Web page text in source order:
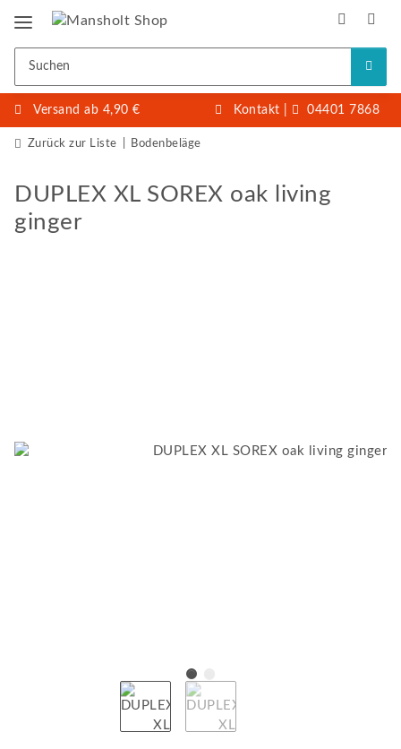
Versand ab 4,90 € Kontakt 04401 7868
Zurück zur Liste Bodenbeläge
DUPLEX XL SOREX oak living
ginger